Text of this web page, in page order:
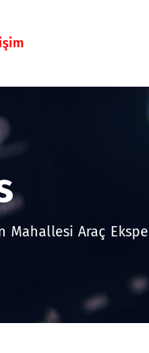
Mahallesi Araç